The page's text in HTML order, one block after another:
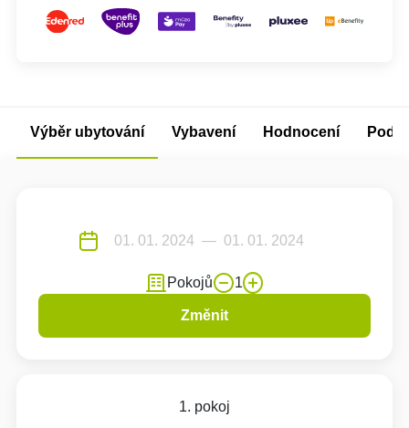
Výběr ubytování Vybavení Hodnocení
Pokojů 1
Změnit
1. pokoj